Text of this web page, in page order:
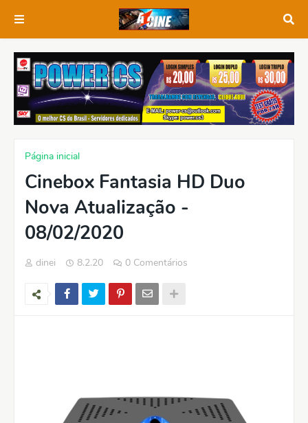
Página inicial
Cinebox Fantasia HD Duo
Nova Atualização -
08/02/2020
dinei 8.2.20 0 Comentários